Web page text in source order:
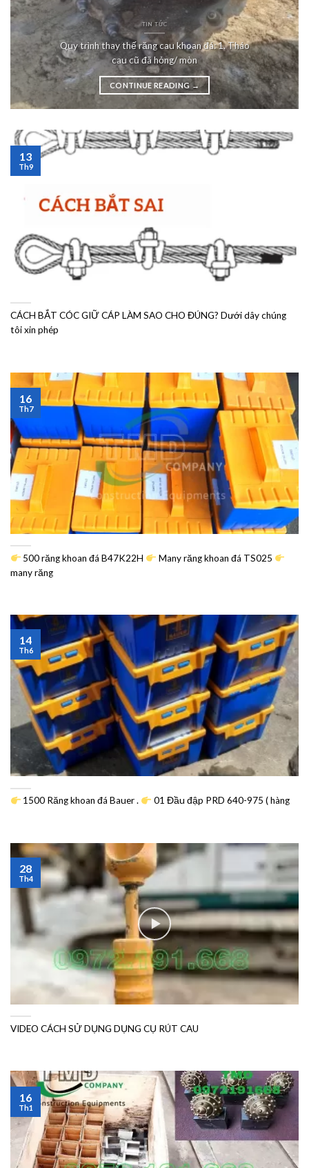
TIN TỨC
Quy trình thay thế răng cau khoan đá: 1. Tháo
cau cũ đã hỏng/ mòn
CONTINUE READING→
CÁCH BẮT CÓC GIỮ CÁP LÀM SAO CHO ĐÚNG? Dưới dây chúng
tôi xin phép
13
Th9
500 răng khoan đá B47K22H
Many răng khoan đá TS025
many răng
16
Th7
1500 Răng khoan đá Bauer . 01 Đầu đập PRD 640-975 ( hàng
14
Th6
VIDEO CÁCH SỬ DỤNG DỤNG CỤ RÚT CAU
28
Th4
16
Th1